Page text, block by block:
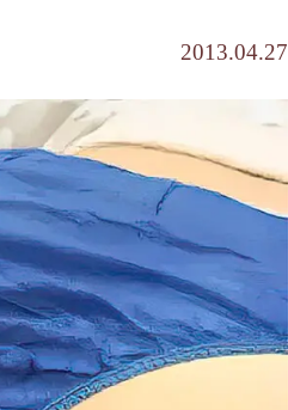
2013.04.27